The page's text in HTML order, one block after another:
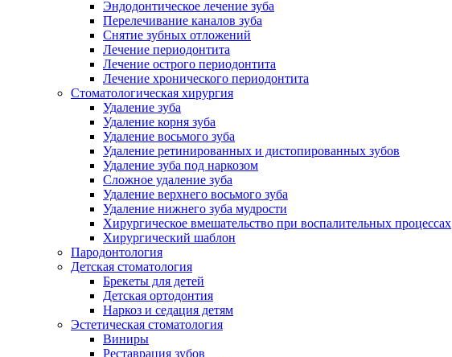
Эндодонтическое лечение зуба
Перелечивание каналов зуба
Снятие зубных отложений
Лечение периодонтита
Лечение острого периодонтита
Лечение хронического периодонтита
Стоматологическая хирургия
Удаление зуба
Удаление корня зуба
Удаление восьмого зуба
Удаление ретинированных и дистопированных зубов
Удаление зуба под наркозом
Сложное удаление зуба
Удаление верхнего восьмого зуба
Удаление нижнего зуба мудрости
Хирургическое вмешательство при воспалительных процессах
Хирургический шаблон
Пародонтология
Детская стоматология
Брекеты для детей
Детская ортодонтия
Наркоз и седация детям
Эстетическая стоматология
Виниры
Реставрация зубов